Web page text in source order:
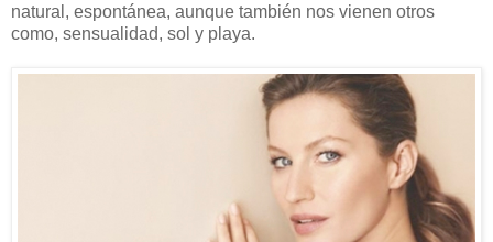
natural, espontánea, aunque también nos vienen otros
como, sensualidad, sol y playa.